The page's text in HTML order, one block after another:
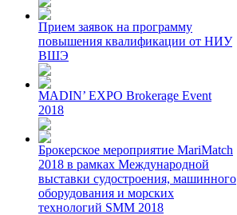
Прием заявок на программу
повышения квалификации от НИУ
ВШЭ
MADIN’ EXPO Brokerage Event
2018
Брокерское мероприятие MariMatch
2018 в рамках Международной
выставки судостроения, машинного
оборудования и морских
технологий SMM 2018